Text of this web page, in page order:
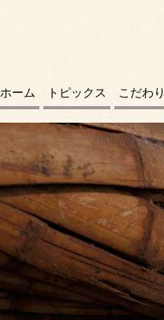
ホーム トピックス こだわり